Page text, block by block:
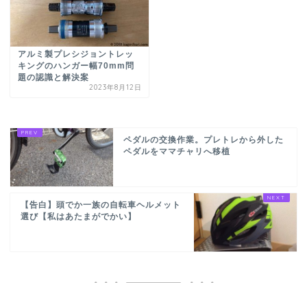
アルミ製プレシジョントレッ
キングのハンガー幅70mm問
題の認識と解決案
2023年8月12日
ペダルの交換作業。プレトレから外した
ペダルをママチャリへ移植
【告白】頭でか一族の自転車ヘルメット
選び【私はあたまがでかい】